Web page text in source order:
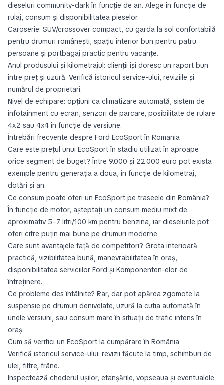
dieseluri community-dark în funcție de an. Alege în funcție de
rulaj, consum și disponibilitatea pieselor.
Caroserie: SUV/crossover compact, cu garda la sol confortabilă
pentru drumuri românești, spațiu interior bun pentru patru
persoane și portbagaj practic pentru vacanțe.
Anul produsului și kilometrajul: clienții își doresc un raport bun
între preț și uzură. Verifică istoricul service-ului, reviziile și
numărul de proprietari.
Nivel de echipare: opțiuni ca climatizare automată, sistem de
infotainment cu ecran, senzori de parcare, posibilitate de rulare
4x2 sau 4x4 în funcție de versiune.
Întrebări frecvente despre Ford EcoSport în Romania
Care este prețul unui EcoSport în stadiu utilizat în aproape
orice segment de buget? Între 9.000 și 22.000 euro pot exista
exemple pentru generația a doua, în funcție de kilometraj,
dotări și an.
Ce consum poate oferi un EcoSport pe traseele din România?
În funcție de motor, așteptați un consum mediu mixt de
aproximativ 5–7 litri/100 km pentru benzina, iar dieselurile pot
oferi cifre puțin mai bune pe drumuri moderne.
Care sunt avantajele față de competitori? Grota interioară
practică, vizibilitatea bună, manevrabilitatea în oraș,
disponibilitatea serviciilor Ford și Komponenten-elor de
întreținere.
Ce probleme des întâlnite? Rar, dar pot apărea zgomote la
suspensie pe drumuri denivelate, uzură la cutia automată în
unele versiuni, sau consum mare în situații de trafic intens în
oraș.
Cum să verifici un EcoSport la cumpărare în România
Verifică istoricul service-ului: revizii făcute la timp, schimburi de
ulei, filtre, frâne.
Inspectează chederul ușilor, etanșările, vopseaua și eventualele